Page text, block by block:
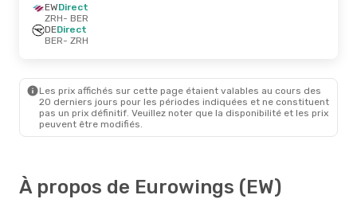
EWDirect
ZRH- BER
DEDirect
BER- ZRH
Les prix affichés sur cette page étaient valables au cours des
20 derniers jours pour les périodes indiquées et ne constituent
pas un prix définitif. Veuillez noter que la disponibilité et les prix
peuvent être modifiés.
À propos de Eurowings (EW)